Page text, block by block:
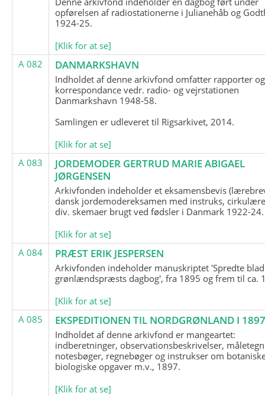
opførelsen af radiostationerne i Julianehåb og
1924-25.
[Klik for at se]
A 082
DANMARKSHAVN
Indholdet af denne arkivfond omfatter rapporter og
korrespondance vedr. radio- og vejrstationen
Danmarkshavn 1948-58.
Samlingen er udleveret til Rigsarkivet, 2014.
[Klik for at se]
A 083
JORDEMODER GERTRUD MARIE ABIGAEL
JØRGENSEN
Arkivfonden indeholder et eksamensbevis
dansk jordemodereksamen med instruks,
div. skemaer brugt ved fødsler i Danmark 1922-24.
[Klik for at se]
A 084
PRÆST ERIK JESPERSEN
Arkivfonden indeholder manuskriptet 'Spredte
grønlændspræsts dagbog', fra 1895 og frem til ca.
[Klik for at se]
A 085
EKSPEDITIONEN TIL NORDGRØNLAND I
Indholdet af denne arkivfond er mangeartet:
indberetninger, observationsbeskrivelser,
notesbøger, regnebøger og instrukser om
biologiske opgaver m.v., 1897.
[Klik for at se]